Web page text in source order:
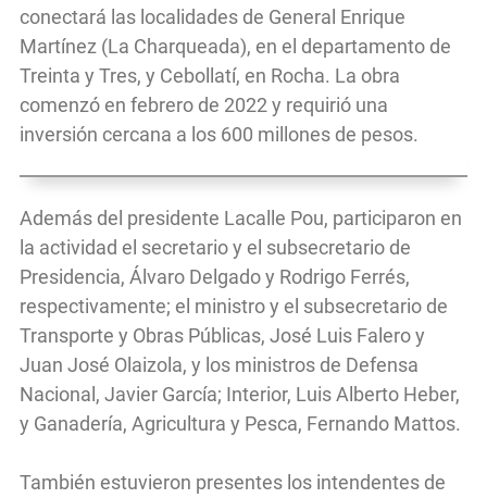
conectará las localidades de General Enrique
Martínez (La Charqueada), en el departamento de
Treinta y Tres, y Cebollatí, en Rocha. La obra
comenzó en febrero de 2022 y requirió una
inversión cercana a los 600 millones de pesos.
Además del presidente Lacalle Pou, participaron en
la actividad el secretario y el subsecretario de
Presidencia, Álvaro Delgado y Rodrigo Ferrés,
respectivamente; el ministro y el subsecretario de
Transporte y Obras Públicas, José Luis Falero y
Juan José Olaizola, y los ministros de Defensa
Nacional, Javier García; Interior, Luis Alberto Heber,
y Ganadería, Agricultura y Pesca, Fernando Mattos.
También estuvieron presentes los intendentes de